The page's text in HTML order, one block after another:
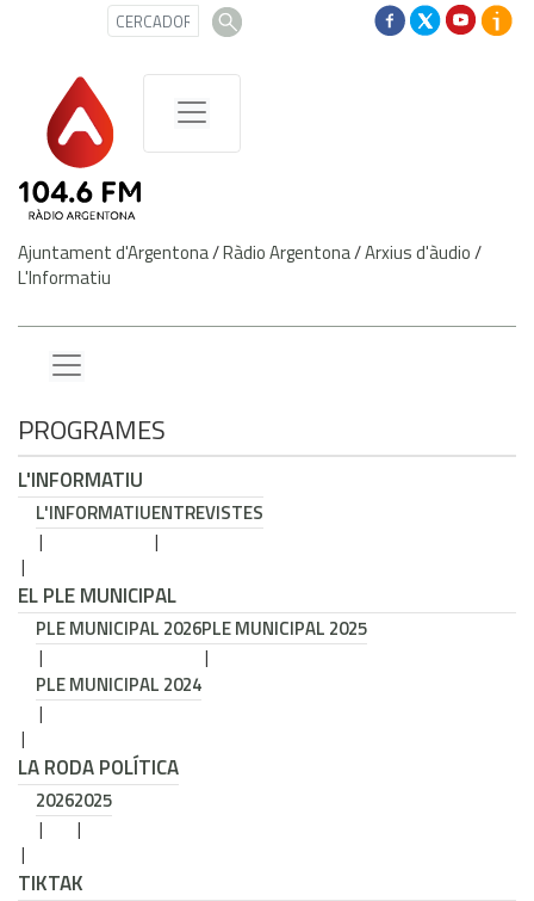
Ajuntament d'Argentona/Ràdio Argentona/Arxius d'àudio/
L'Informatiu
PROGRAMES
L'INFORMATIU
L'INFORMATIUENTREVISTES
EL PLE MUNICIPAL
PLE MUNICIPAL 2026PLE MUNICIPAL 2025
PLE MUNICIPAL 2024
LA RODA POLÍTICA
20262025
TIKTAK